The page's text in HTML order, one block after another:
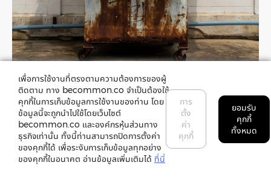
ไม่ว่าป้อมยามจะมีหน้าตาเป็นเช่นไร ความหมายสำหรับคนที่ใช้ชีวิ
ใน มันก็คือบ้านน้อยๆ หลังนึง.
เพื่อการใช้งานที่ตรงตามความต้องการของผู้
ติดตาม ทาง becommon.co จำเป็นต้องใช้
คุกกี้ในการเก็บข้อมูลการใช้งานของท่าน โดย
ข้อมูลนี้จะถูกนำไปใช้โดยเว็บไซต์
becommon.co และองค์กรหุ้นส่วนทาง
ธุรกิจเท่านั้น ทั้งนี้ท่านสามารถปิดการตั้งค่า
ของคุกกี้ได้ เพื่อระงับการเก็บข้อมูลทุกอย่าง
ของคุกกี้ในอนาคต อ่านข้อมูลเพิ่มเติมได้ ที่นี่
การ
ตั้ง
ค่า
คุกกี้
ยอมรับ
คุกกี้
ทั้งหมด